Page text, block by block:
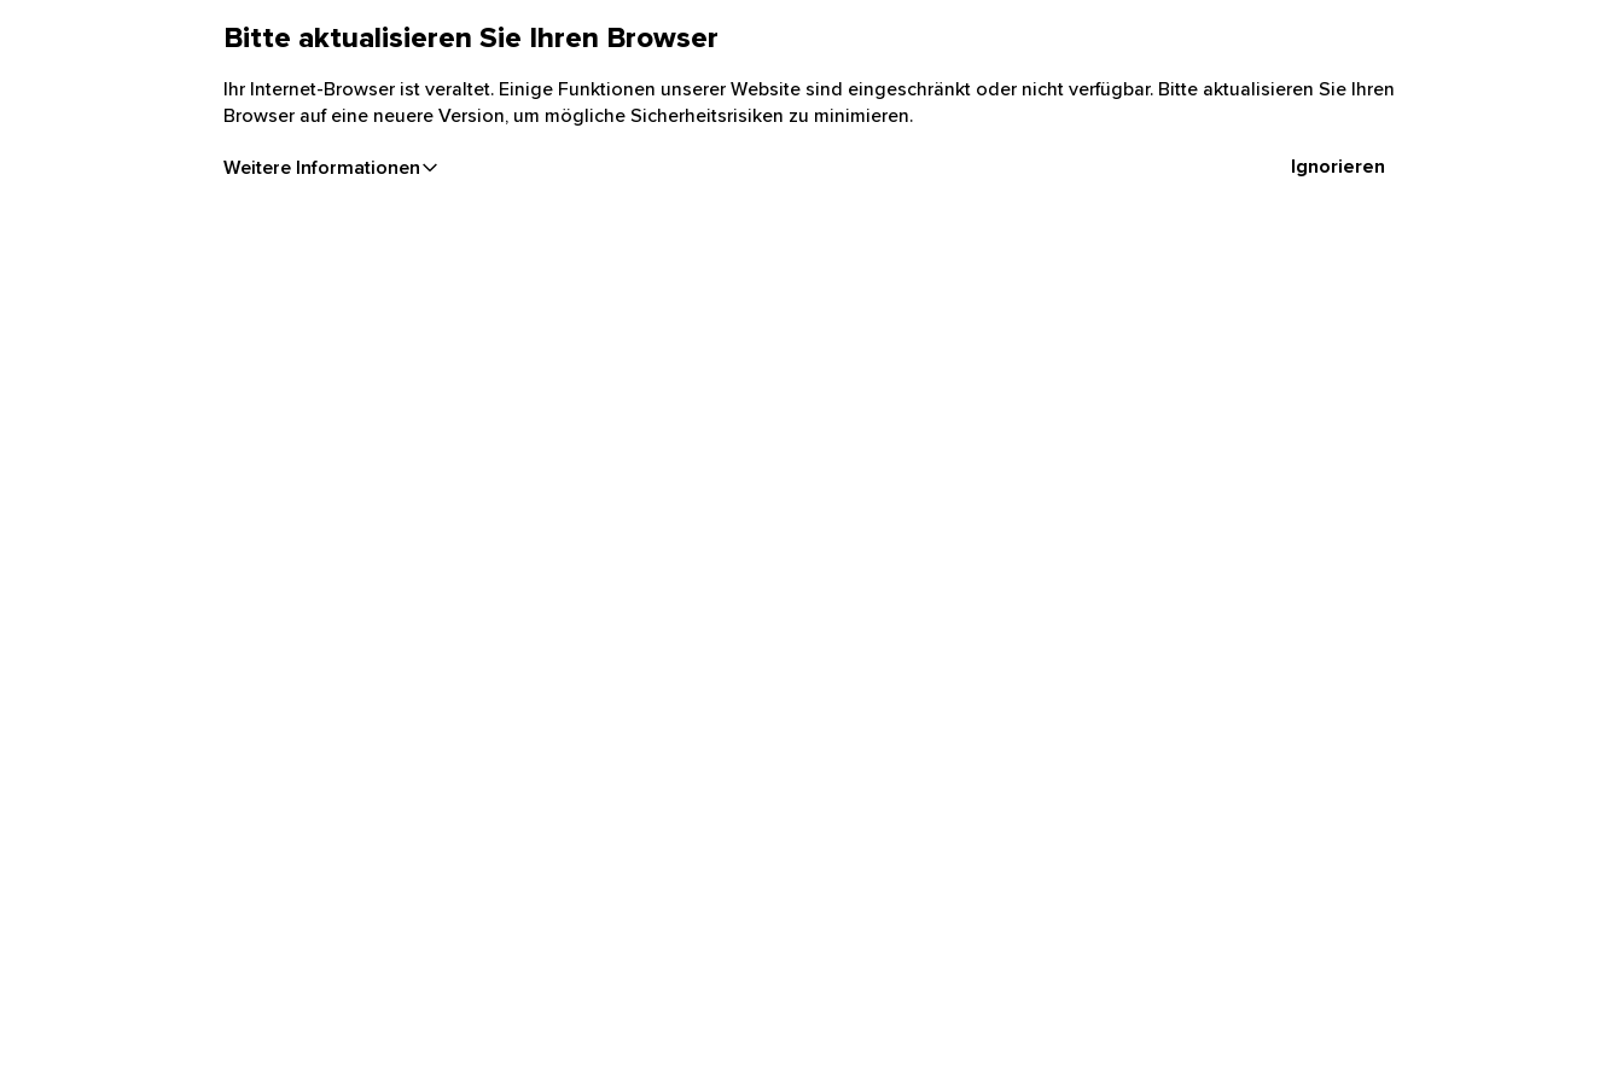
Bitte aktualisieren Sie Ihren Browser
Ihr Internet-Browser ist veraltet. Einige Funktionen unserer Website sind eingeschränkt oder nicht verfügbar. Bitte aktualisieren Sie Ihren
Browser auf eine neuere Version, um mögliche Sicherheitsrisiken zu minimieren.
Weitere Informationen Ignorieren